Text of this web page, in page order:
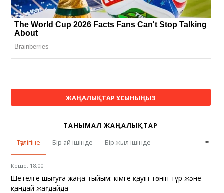
ЖАҢАЛЫҚТАР ҰСЫНЫҢЫЗ
ТАНЫМАЛ ЖАҢАЛЫҚТАР
Тәулігіне
Бір ай ішінде Бір жыл ішінде ∞
Кеше, 18:00
Шетелге шығуға жаңа тыйым: кімге қауіп төніп тұр және
қандай жағдайда